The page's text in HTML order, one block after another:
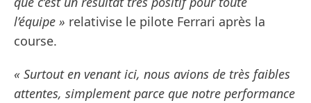
l’équipe » relativise le pilote Ferrari après la
course.
« Surtout en venant ici, nous avions de très faibles
attentes, simplement parce que notre performance